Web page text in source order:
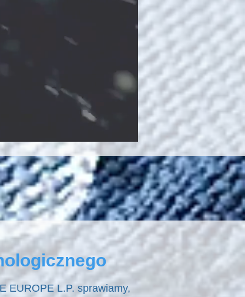
EUROPE L.P. sprawiamy,